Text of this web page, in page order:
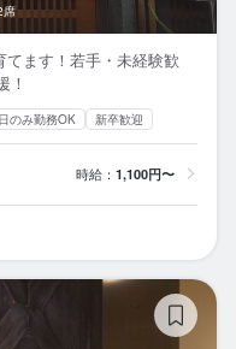
席
ます！若手・未経験歓
！
のみ勤務OK 新卒歓迎
時給： 1,100円〜